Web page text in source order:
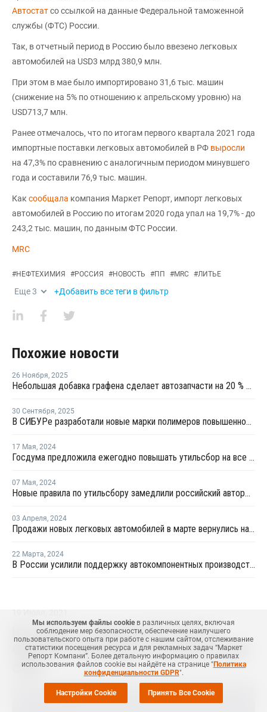
Автостатсо ссылкой на данные Федеральной таможенной
службы (ФТС) России.
Так, в отчетный период в Россию было ввезено легковых
автомобилей на USD3 млрд 380,9 млн.
При этом в мае было импортировано 31,6 тыс. машин
(снижение на 5% по отношению к апрельскому уровню) на
USD713,7 млн.
Ранее отмечалось, что по итогам первого квартала 2021 года
импортные поставки легковых автомобилей в РФ выросли
на 47,3% по сравнению с аналогичным периодом минувшего
года и составили 76,9 тыс. машин.
Как сообщала компания Маркет Репорт, импорт легковых
автомобилей в Россию по итогам 2020 года упал на 19,7% - до
243,2 тыс. машин, по данным ФТС России.
MRC
#НЕФТЕХИМИЯ #РОССИЯ #НОВОСТЬ #ПП #MRC #ЛИТЬЕ
Еще3 +Добавить все теги в фильтр
Похожие новости
26 Ноября, 2025
Небольшая добавка графена сделает автозапчасти на 20 % прочнее и на 18 % легче
30 Сентября, 2025
В СИБУРе разработали новые марки полимеров повышенной прочности
17 Мая, 2024
Госдума предложила ежегодно повышать утильсбор на все автомобили
07 Мая, 2024
Новые правила по утильсбору замедлили российский авторынок в апреле
03 Апреля, 2024
Продажи новых легковых автомобилей в марте вернулись на докризисный уровень
22 Марта, 2024
В России усилили поддержку автокомпонентных производств деньгами ФРП
19 Июля 2021
На крекинг-установке № 7 Dow во
Фрипорте произошел технологический
сбой
Мы используем файлы cookieв различных целях, включая
соблюдение мер безопасности, обеспечение наилучшего
пользовательского опыта при работе с нашим сайтом, отслеживание
статистики посещения ресурса и для рекламных задач “Маркет
Репорт Компани”. Более детальную информацию о правилах
использования файлов cookie вы найдёте на странице "Политика
конфиденциальности GDPR".
Настройки Cookie Принять Все Cookie